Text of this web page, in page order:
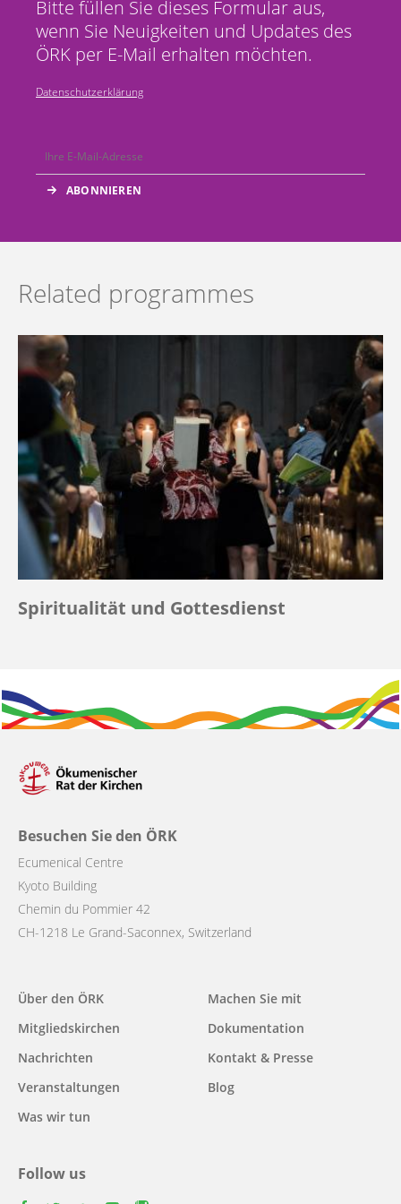
Bitte füllen Sie dieses Formular aus,
wenn Sie Neuigkeiten und Updates des
ÖRK per E-Mail erhalten möchten.
Datenschutzerklärung
Related programmes
Spiritualität und Gottesdienst
Besuchen Sie den ÖRK
Ecumenical Centre
Kyoto Building
Chemin du Pommier 42
CH-1218 Le Grand-Saconnex, Switzerland
Main
navigation
Über den ÖRK
Mitgliedskirchen
Nachrichten
Veranstaltungen
Was wir tun
Machen Sie mit
Dokumentation
Kontakt & Presse
Blog
Follow us